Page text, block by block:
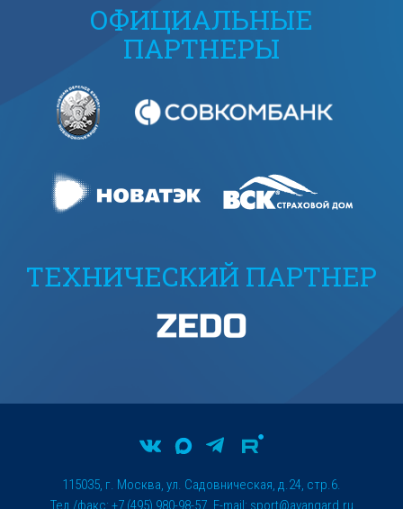
ОФИЦИАЛЬНЫЕ
ПАРТНЕРЫ
ТЕХНИЧЕСКИЙ ПАРТНЕР
115035, г. Москва, ул. Садовническая, д.24, стр.6.
Тел./факс: +7 (495) 980-98-57. E-mail: sport@avangard.ru